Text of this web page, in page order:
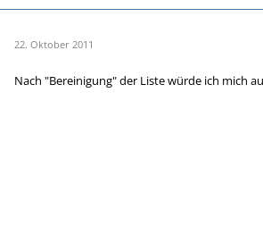
22. Oktober 2011
Nach "Bereinigung" der Liste würde ich mich